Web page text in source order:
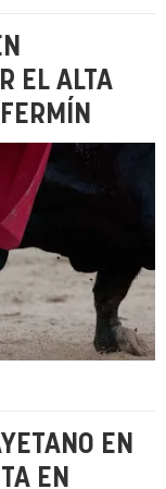
EL ALTA
EN
EN